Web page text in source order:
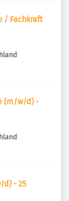
/ Fachkraft
(m/w/d) -
d) - 25